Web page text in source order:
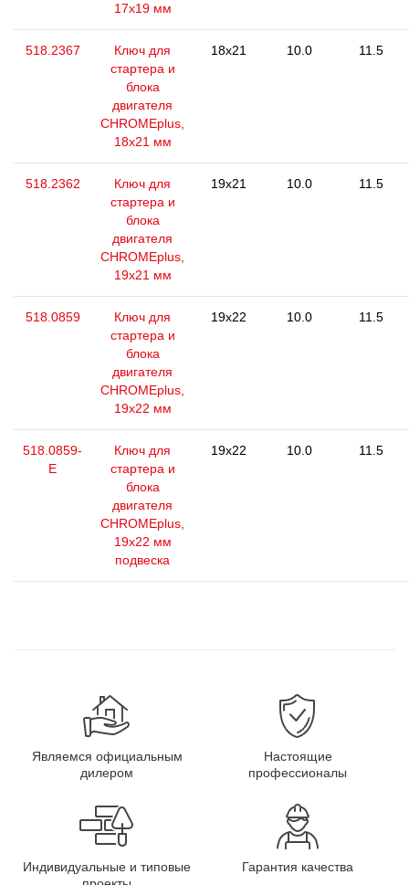
17x19 мм
518.2367
Ключ для
стартера и
блока
двигателя
CHROMEplus,
18x21 мм
18x21 10.0 11.5
518.2362
Ключ для
стартера и
блока
двигателя
CHROMEplus,
19x21 мм
19x21 10.0 11.5
518.0859
Ключ для
стартера и
блока
двигателя
CHROMEplus,
19х22 мм
19x22 10.0 11.5
518.0859-
E
Ключ для
стартера и
блока
двигателя
CHROMEplus,
19х22 мм
подвеска
19x22 10.0 11.5
Являемся официальным
дилером
Настоящие
профессионалы
Индивидуальные и типовые
Гарантия качества